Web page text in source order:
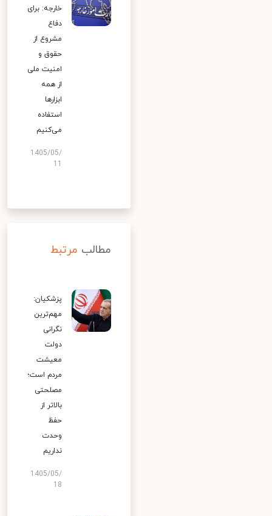
خارجه: برای
دفاع
مشروع از
حقوق و
امنیت ملی
از همه
ابزارها
استفاده
می‌کنیم
1405/05/
مطالب مرتبط
پزشکیان:
مهم‌ترین
نگرانی
دولت
معیشت
مردم است؛
مصلحتی
بالاتر از
حفظ
وحدت
نداریم
1405/05/
18